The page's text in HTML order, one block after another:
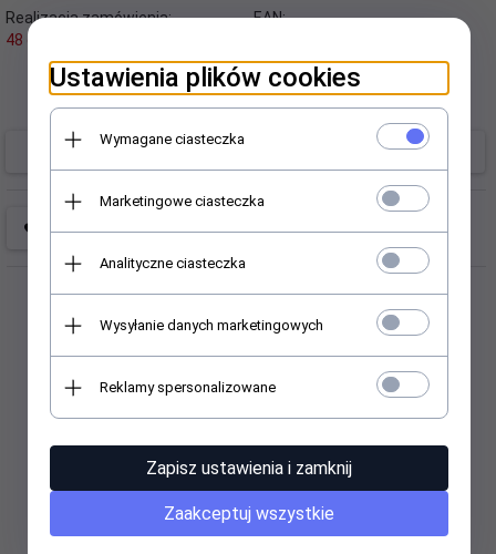
Realizacja zamówienia:
48 godzin
EAN:
Producent:
Wyprzedaż
Ustawienia plików cookies
Wymagane ciasteczka
Marketingowe ciasteczka
Analityczne ciasteczka
Wysyłanie danych marketingowych
Reklamy spersonalizowane
Zapisz ustawienia i zamknij
Zaakceptuj wszystkie